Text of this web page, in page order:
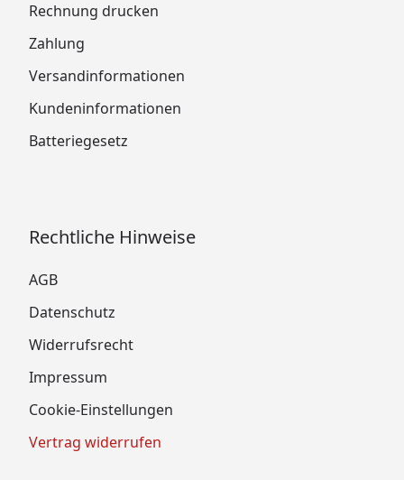
Rechnung drucken
Zahlung
Versandinformationen
Kundeninformationen
Batteriegesetz
Rechtliche Hinweise
AGB
Datenschutz
Widerrufsrecht
Impressum
Cookie-Einstellungen
Vertrag widerrufen